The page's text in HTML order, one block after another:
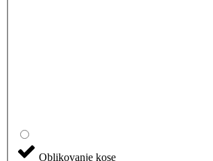
Oblikovanje kose